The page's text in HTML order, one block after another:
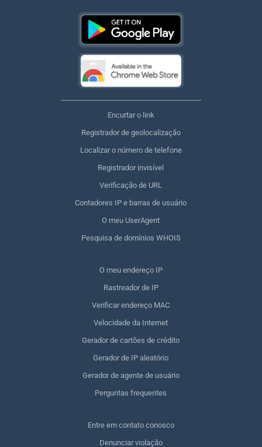
Encurtar o link
Registrador de geolocalização
Localizar o número de telefone
Registrador invisível
Verificação de URL
Contadores IP e barras de usuário
O meu UserAgent
Pesquisa de domínios WHOIS
O meu endereço IP
Rastreador de IP
Verificar endereço MAC
Velocidade da Internet
Gerador de cartões de crédito
Gerador de IP aleatório
Gerador de agente de usuário
Perguntas frequentes
Entre em contato conosco
Denunciar violação